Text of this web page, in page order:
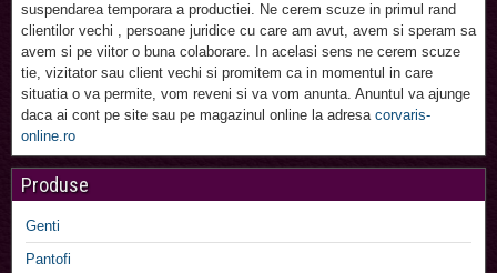
suspendarea temporara a productiei. Ne cerem scuze in primul rand
clientilor vechi , persoane juridice cu care am avut, avem si speram sa
avem si pe viitor o buna colaborare. In acelasi sens ne cerem scuze
tie, vizitator sau client vechi si promitem ca in momentul in care
situatia o va permite, vom reveni si va vom anunta. Anuntul va ajunge
daca ai cont pe site sau pe magazinul online la adresa corvaris-
online.ro
Produse
Genti
Pantofi